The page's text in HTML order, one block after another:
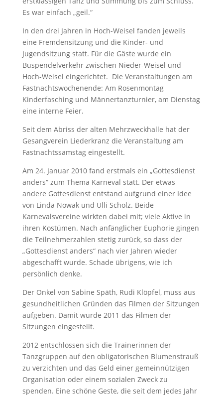
Es war einfach „geil.“
In den drei Jahren in Hoch-Weisel fanden jeweils
eine Fremdensitzung und die Kinder- und
Jugendsitzung statt. Für die Gäste wurde ein
Buspendelverkehr zwischen Nieder-Weisel und
Hoch-Weisel eingerichtet. Die Veranstaltungen am
Fastnachtswochenende: Am Rosenmontag
Kinderfasching und Männertanzturnier, am Dienstag
eine interne Feier.
Seit dem Abriss der alten Mehrzweckhalle hat der
Gesangverein Liederkranz die Veranstaltung am
Fastnachtssamstag eingestellt.
Am 24. Januar 2010 fand erstmals ein „Gottesdienst
anders“ zum Thema Karneval statt. Der etwas
andere Gottesdienst entstand aufgrund einer Idee
von Linda Nowak und Ulli Scholz. Beide
Karnevalsvereine wirkten dabei mit; viele Aktive in
ihren Kostümen. Nach anfänglicher Euphorie gingen
die Teilnehmerzahlen stetig zurück, so dass der
„Gottesdienst anders“ nach vier Jahren wieder
abgeschafft wurde. Schade übrigens, wie ich
persönlich denke.
Der Onkel von Sabine Späth, Rudi Klöpfel, muss aus
gesundheitlichen Gründen das Filmen der Sitzungen
aufgeben. Damit wurde 2011 das Filmen der
Sitzungen eingestellt.
2012 entschlossen sich die Trainerinnen der
Tanzgruppen auf den obligatorischen Blumenstrauß
zu verzichten und das Geld einer gemeinnützigen
Organisation oder einem sozialen Zweck zu
spenden. Eine schöne Geste, die seit dem jedes Jahr